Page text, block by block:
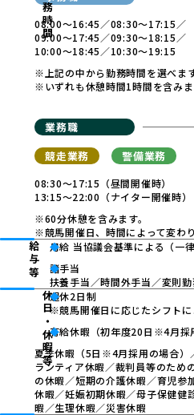
勤務時間
08:00～16:45／08:30～17:15／
09:00～17:45／09:30～18:15／
10:00～18:45／10:30～19:15
※上記の中から勤務時間を選べます
※いずれも休憩時間1時間を含みま
業務職
競走業務
警備業務
08:30～17:15（昼間開催時）
13:15～22:00（ナイター開催時）
※60分休憩を含みます。
※競馬開催日、時間によって変わり
給与等
月給 当協議会基準による（一
諸手当
扶養手当／時間外手当／変則
休日・休暇等週休2日制
※競馬開催日に応じたシフト
有給休暇（初年度20日※4月採
夏季休暇（5日※4月採用の場合）
ランティア休暇／裁判員等のため
の休暇／短期の介護休暇／育児参
休暇／妊娠初期休暇／母子保健健
暇／生理休暇／災害休暇